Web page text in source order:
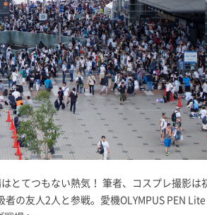
とてつもない熱気！ 筆者、コスプレ撮影は
の友人2人と参戦。愛機OLYMPUS PEN Lite